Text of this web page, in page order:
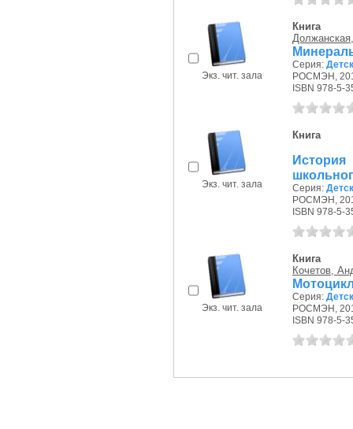
Экз. чит. зала
Книга
Серия:
РОСМЭН,
ISBN 978-5-
Экз. чит. зала
Книга
Серия:
РОСМЭН,
ISBN 978-5-
Экз. чит. зала
Книга
Кочетов,
Серия:
РОСМЭН,
ISBN 978-5-